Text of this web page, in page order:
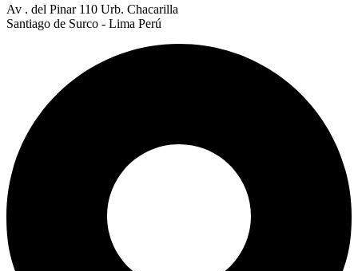
Av . del Pinar 110 Urb. Chacarilla
Santiago de Surco - Lima Perú